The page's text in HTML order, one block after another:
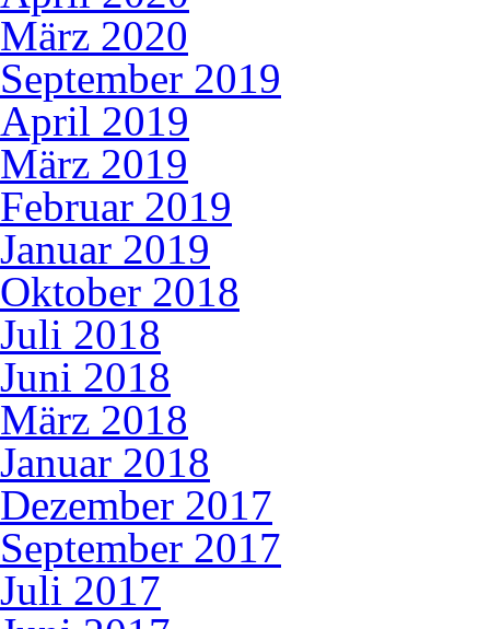
März 2020
September 2019
April 2019
März 2019
Februar 2019
Januar 2019
Oktober 2018
Juli 2018
Juni 2018
März 2018
Januar 2018
Dezember 2017
September 2017
Juli 2017